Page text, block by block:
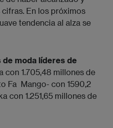
En los próximos
tendencia al alza se
de moda líderes de
con 1.705,48 millones de
Fa  Mango- con 1590,2
con 1.251,65 millones de